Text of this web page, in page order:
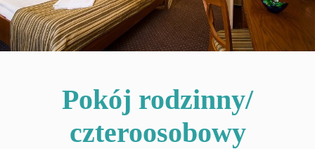
Pokój rodzinny/
czteroosobowy